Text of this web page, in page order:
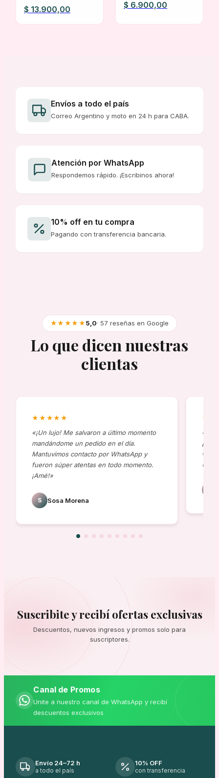
El
precio
$ 13.900,00
precio
DIFUMINAR CITY GIRL
$ 6.900,00
Envíos a todo el país
Correo Argentino y moto en 24 h para CABA.
Atención por WhatsApp
Respondemos rápido. ¡Escribinos ahora!
10% off en tu compra
Pagando con transferencia bancaria.
★★★★★5,0· 57 reseñas en Google
Lo que dicen nuestras
clientas
★★★★★
«¡Un lujo! Me salvaron a último momento
mandándome un pedido en el día.
Mantuvimos contacto por WhatsApp y
fueron súper atentas en todo momento.
¡Amé!»
S Sosa Morena
¡al
😍»
Suscribite y recibí ofertas exclusivas
Descuentos, nuevos ingresos y promos solo para
suscriptores.
Canal de Promos
Unite a nuestro canal de WhatsApp y recibí
descuentos exclusivos
Envío 24–72 h
a todo el país
10% OFF
con transferencia